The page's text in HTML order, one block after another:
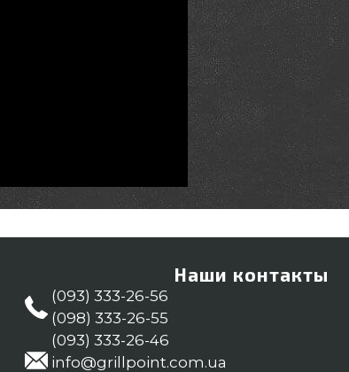
Наши контакты
(093) 333-26-56
(098) 333-26-55
(093) 333-26-46
info@grillpoint.com.ua